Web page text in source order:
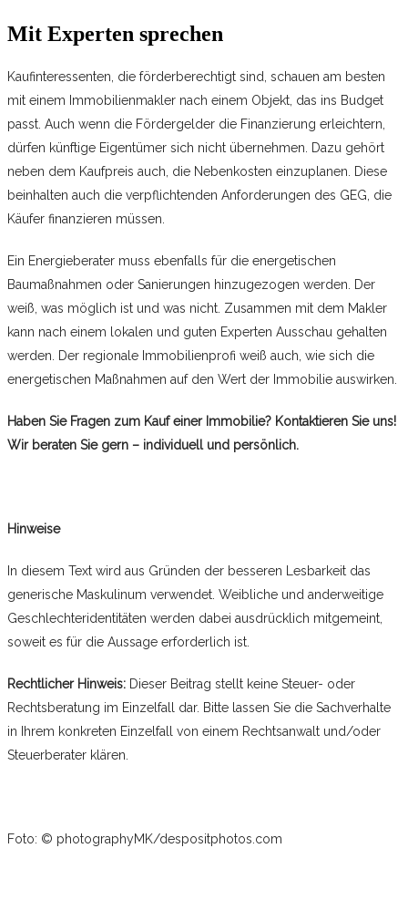
Mit Experten sprechen
Kaufinteressenten, die förderberechtigt sind, schauen am besten
mit einem Immobilienmakler nach einem Objekt, das ins Budget
passt. Auch wenn die Fördergelder die Finanzierung erleichtern,
dürfen künftige Eigentümer sich nicht übernehmen. Dazu gehört
neben dem Kaufpreis auch, die Nebenkosten einzuplanen. Diese
beinhalten auch die verpflichtenden Anforderungen des GEG, die
Käufer finanzieren müssen.
Ein Energieberater muss ebenfalls für die energetischen
Baumaßnahmen oder Sanierungen hinzugezogen werden. Der
weiß, was möglich ist und was nicht. Zusammen mit dem Makler
kann nach einem lokalen und guten Experten Ausschau gehalten
werden. Der regionale Immobilienprofi weiß auch, wie sich die
energetischen Maßnahmen auf den Wert der Immobilie auswirken.
Haben Sie Fragen zum Kauf einer Immobilie? Kontaktieren Sie uns!
Wir beraten Sie gern – individuell und persönlich.
Hinweise
In diesem Text wird aus Gründen der besseren Lesbarkeit das
generische Maskulinum verwendet. Weibliche und anderweitige
Geschlechteridentitäten werden dabei ausdrücklich mitgemeint,
soweit es für die Aussage erforderlich ist.
Rechtlicher Hinweis: Dieser Beitrag stellt keine Steuer- oder
Rechtsberatung im Einzelfall dar. Bitte lassen Sie die Sachverhalte
in Ihrem konkreten Einzelfall von einem Rechtsanwalt und/oder
Steuerberater klären.
Foto: © photographyMK/despositphotos.com